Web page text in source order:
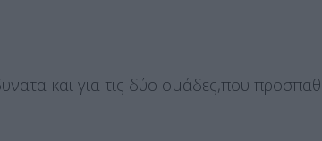
και για τις δύο ομάδες,που